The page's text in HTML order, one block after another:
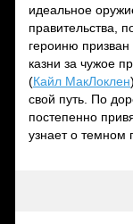
идеальное
правительства,
героиню призван
казни за чужое
(Кайл МакЛоклен
свой путь. По
постепенно
узнает о темном